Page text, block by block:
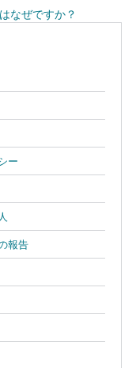
なぜですか？
ー
報告